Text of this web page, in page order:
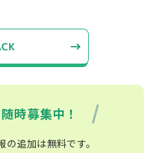
時募集中！
追加は無料です。